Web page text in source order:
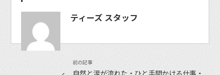
ティーズ スタッフ
自然と涙が流れた・ひと手間かける仕事・